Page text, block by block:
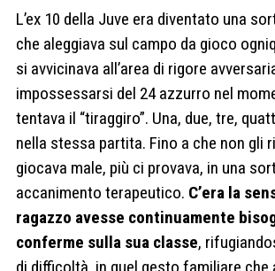
L’ex 10 della Juve era diventato una
che aleggiava sul campo da gioco
si avvicinava all’area di rigore
impossessarsi del 24 azzurro nel
tentava il “tiraggiro”. Una, due, tre,
nella stessa partita. Fino a che non gli
giocava male, più ci provava, in una
accanimento terapeutico. C’era la
ragazzo avesse continuamente
conferme sulla sua classe,